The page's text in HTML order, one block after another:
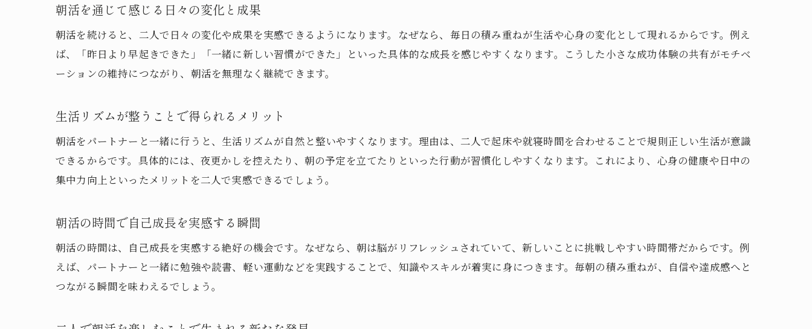
朝活習慣をパートナーと築くためのヒント
朝活をパートナーと続ける習慣化のヒント
朝活を長く続けるためのサポート活用法
二人で朝活コミュニティに参加するメリット
朝活を通じて感じる日々の変化と成果
朝活を続けると、二人で日々の変化や成果を実感できるようになります。なぜなら、毎日の積み重ねが生活や心身の変化として現れるからです。例え
ば、「昨日より早起きできた」「一緒に新しい習慣ができた」といった具体的な成長を感じやすくなります。こうした小さな成功体験の共有がモチベ
ーションの維持につながり、朝活を無理なく継続できます。
生活リズムが整うことで得られるメリット
朝活をパートナーと一緒に行うと、生活リズムが自然と整いやすくなります。理由は、二人で起床や就寝時間を合わせることで規則正しい生活が意識
できるからです。具体的には、夜更かしを控えたり、朝の予定を立てたりといった行動が習慣化しやすくなります。これにより、心身の健康や日中の
集中力向上といったメリットを二人で実感できるでしょう。
朝活の時間で自己成長を実感する瞬間
朝活の時間は、自己成長を実感する絶好の機会です。なぜなら、朝は脳がリフレッシュされていて、新しいことに挑戦しやすい時間帯だからです。例
えば、パートナーと一緒に勉強や読書、軽い運動などを実践することで、知識やスキルが着実に身につきます。毎朝の積み重ねが、自信や達成感へと
つながる瞬間を味わえるでしょう。